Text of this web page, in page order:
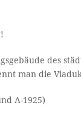
des
man die
A-1925)